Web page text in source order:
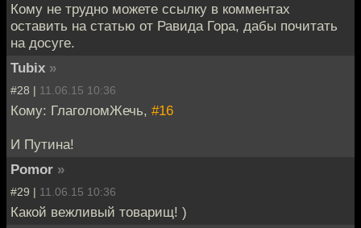
Кому не трудно можете ссылку в комментах
оставить на статью от Равида Гора, дабы почитать
на досуге.
Tubix »
#28 | 11.06.15 10:36
Кому: ГлаголомЖечь, #16
И Путина!
Pomor »
#29 | 11.06.15 10:36
Какой вежливый товарищ! )